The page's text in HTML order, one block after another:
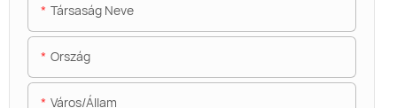
Társaság Neve
Ország
Város/állam